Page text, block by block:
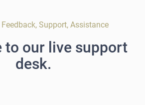
Feedback, Support, Assistance
to our live support
desk.